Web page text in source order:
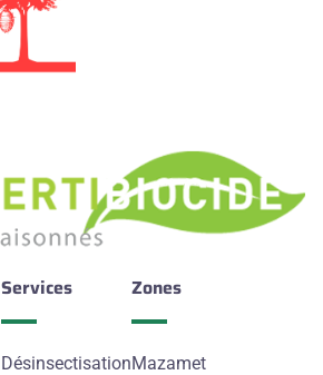
Services
Désinsectisation
Zones
Mazamet